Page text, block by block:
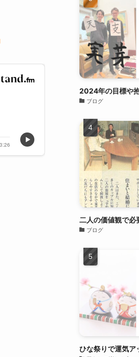
2024年の目標や
ブログ
二人の価値観で必
ブログ
ひな祭りで運気ア